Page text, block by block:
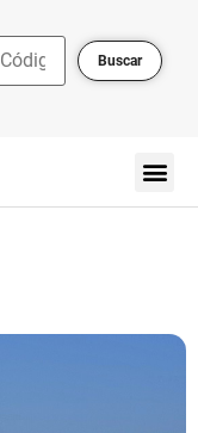
Buscar